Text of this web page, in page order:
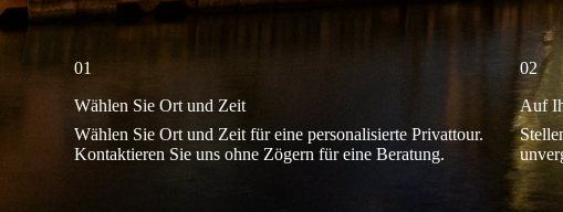
01
Wählen Sie Ort und Zeit
Wählen Sie Ort und Zeit für eine personalisierte Privattour.
Kontaktieren Sie uns ohne Zögern für eine Beratung.
02
Auf